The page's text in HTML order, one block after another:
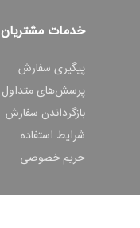
خدمات مشتریان
پیگیری سفارش
پرسش‌های متداول
بازگرداندن سفارش
شرایط استفاده
حریم خصوصی